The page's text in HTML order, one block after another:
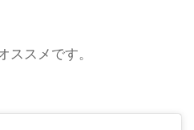
ススメです。